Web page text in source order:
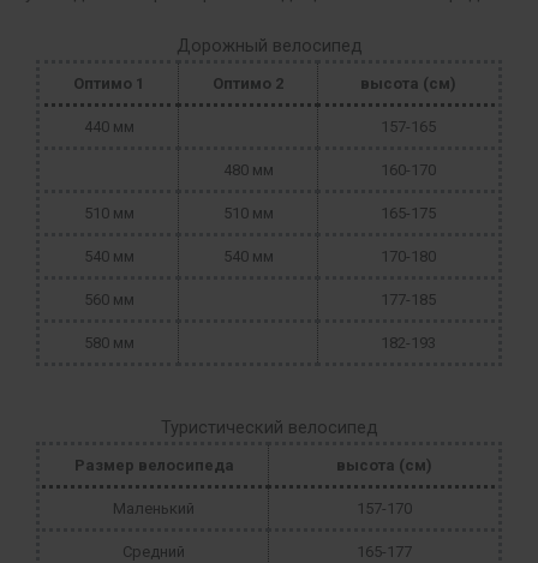
Дорожный велосипед
Оптимо 1 Оптимо 2 высота (см)
440 мм 157-165
480 мм 160-170
510 мм 510 мм 165-175
540 мм 540 мм 170-180
560 мм 177-185
580 мм 182-193
Туристический велосипед
Размер велосипеда высота (см)
Маленький 157-170
Средний 165-177